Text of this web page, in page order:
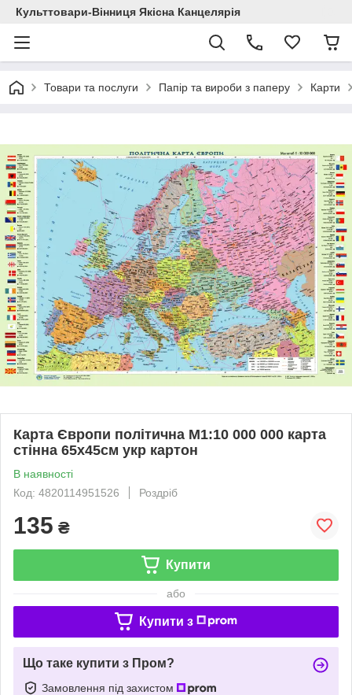
Культтовари-Вінниця Якісна Канцелярія
Товари та послуги Папір та вироби з паперу Карти
Карта Європи політична М1:10 000 000 карта
стінна 65х45см укр картон
В наявності
Код: 4820114951526
Роздріб
135 ₴
Купити
або
Купити з
Що таке купити з Пром?
Замовлення під захистом